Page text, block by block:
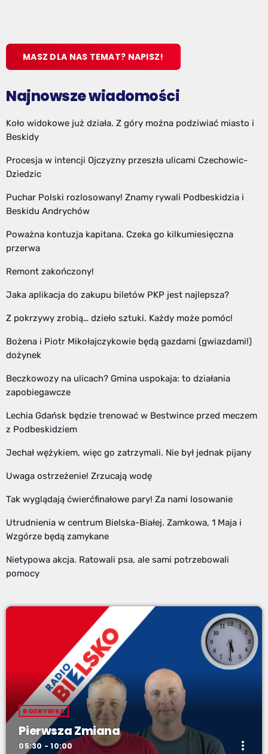
MASZ DLA NAS TEMAT? NAPISZ!
Najnowsze wiadomości
Koło widokowe już działa. Z góry można podziwiać miasto i
Beskidy
Procesja w intencji Ojczyzny przeszła ulicami Czechowic-
Dziedzic
Puchar Polski rozlosowany! Znamy rywali Podbeskidzia i
Beskidu Andrychów
Poważna kontuzja kapitana. Czeka go kilkumiesięczna
przerwa
Remont zakończony!
Jaka aplikacja do zakupu biletów PKP jest najlepsza?
Z pokrzywy zrobią… dzieło sztuki. Każdy może pomóc!
Bożena i Piotr Mikołajczykowie będą gazdami (gwiazdami!)
dożynek
Beczkowozy na ulicach? Gmina uspokaja: to działania
zapobiegawcze
Lechia Gdańsk będzie trenować w Bestwince przed meczem
z Podbeskidziem
Jechał wężykiem, więc go zatrzymali. Nie był jednak pijany
Uwaga ostrzeżenie! Zrzucają wodę
Tak wyglądają ćwierćfinałowe pary! Za nami losowanie
Utrudnienia w centrum Bielska-Białej. Zamkowa, 1 Maja i
Wzgórze będą zamykane
Nietypowa akcja. Ratowali psa, ale sami potrzebowali
pomocy
ROZRYWKA
Pierwsza Zmiana
05:30 - 10:00 more_vert